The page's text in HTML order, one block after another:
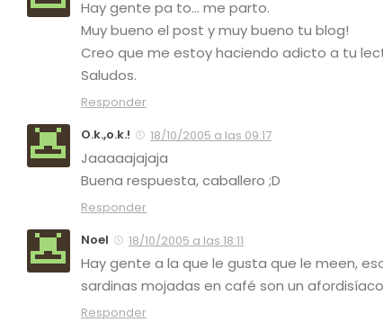
Hay gente pa to… me parto.
Muy bueno el post y muy bueno tu blog!
Creo que me estoy haciendo adicto a tu
Saludos.
Responder
O.k.,o.k.!
18/10/2005 a las 09:17
Jaaaaajajaja
Buena respuesta, caballero ;D
Responder
Noel
18/10/2005 a las 18:11
Hay gente a la que le gusta que le meen,
sardinas mojadas en café son un
Responder